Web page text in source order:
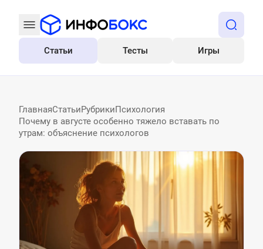
Все
Статьи Тесты Игры
ГлавнаяСтатьиРубрикиПсихология
Почему в августе особенно тяжело вставать по
утрам: объяснение психологов